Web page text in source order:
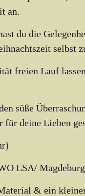
an.
du die
selbst
freien Lauf
süße
für deine Lieben
LSA/ Magdeburg
& ein